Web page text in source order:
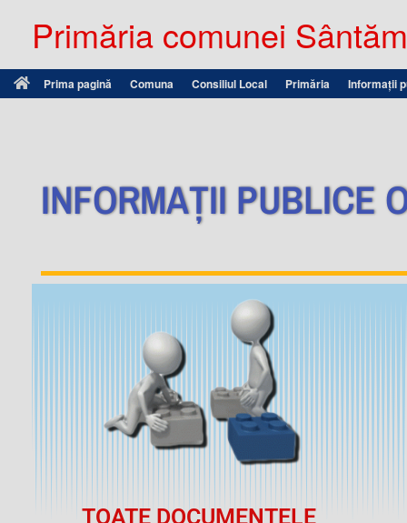
Primăria comunei
Prima pagină Comuna Consiliul Local Primăria Informații
INFORMAȚII PUBLICE
TOATE DOCUMENTELE